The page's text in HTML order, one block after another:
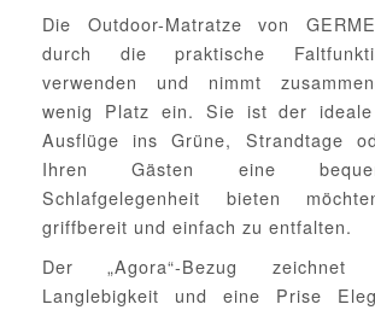
Die Outdoor-Matratze von
durch die praktische
verwenden und nimmt
wenig Platz ein. Sie ist der
Ausflüge ins Grüne, Strandtage
Ihren Gästen eine
Schlafgelegenheit bieten
griffbereit und einfach zu entfalten.
Der „Agora“-Bezug
Langlebigkeit und eine Prise